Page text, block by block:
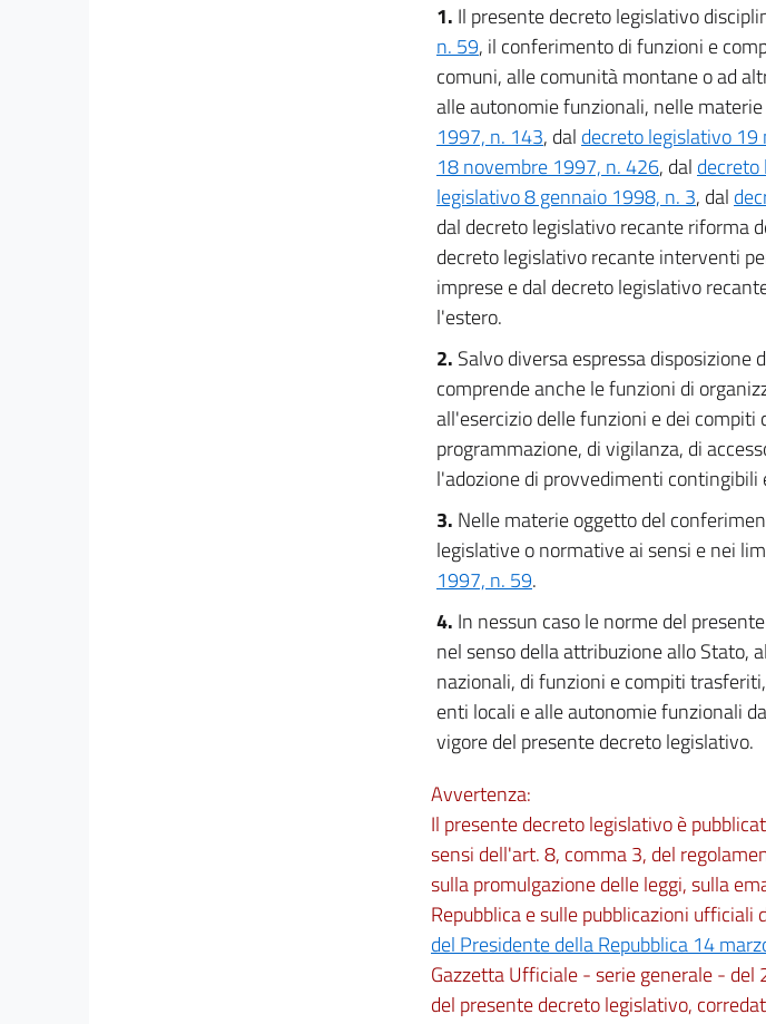
1. Il presente decreto legislativo
n. 59, il conferimento di funzioni e
comuni, alle comunità montane o ad
alle autonomie funzionali, nelle
1997, n. 143, dal decreto legislativo
18 novembre 1997, n. 426, dal
legislativo 8 gennaio 1998, n. 3, dal
dal decreto legislativo recante riforma
decreto legislativo recante interventi
imprese e dal decreto legislativo
l'estero.
2. Salvo diversa espressa
comprende anche le funzioni di
all'esercizio delle funzioni e dei
programmazione, di vigilanza, di
l'adozione di provvedimenti contingibili
3. Nelle materie oggetto del
legislative o normative ai sensi e nei
1997, n. 59.
4. In nessun caso le norme del
nel senso della attribuzione allo Stato,
nazionali, di funzioni e compiti
enti locali e alle autonomie funzionali
vigore del presente decreto legislativo.
Avvertenza:
Il presente decreto legislativo è
sensi dell'art. 8, comma 3, del
sulla promulgazione delle leggi, sulla
Repubblica e sulle pubblicazioni
del Presidente della Repubblica 14
Gazzetta Ufficiale - serie generale -
del presente decreto legislativo,